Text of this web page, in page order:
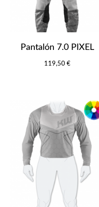
Pantalón 7.0 PIXEL
119,50 €